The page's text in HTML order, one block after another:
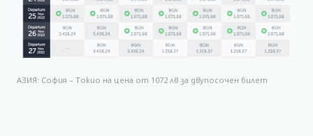
АЗИЯ: София – Токио на цена от 1072 лв за двупосочен билет